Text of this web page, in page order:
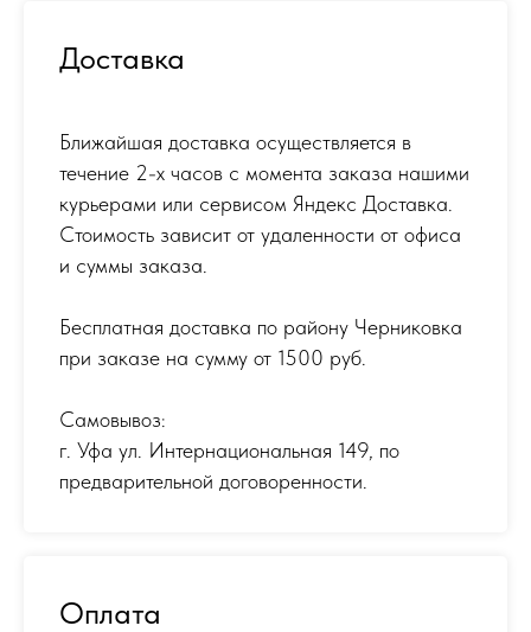
Доставка
Ближайшая доставка осуществляется в
течение 2-х часов с момента заказа нашими
курьерами или сервисом Яндекс Доставка.
Стоимость зависит от удаленности от офиса
и суммы заказа.
Бесплатная доставка по району Черниковка
при заказе на сумму от 1500 руб.
Самовывоз:
г. Уфа ул. Интернациональная 149, по
предварительной договоренности.
Оплата